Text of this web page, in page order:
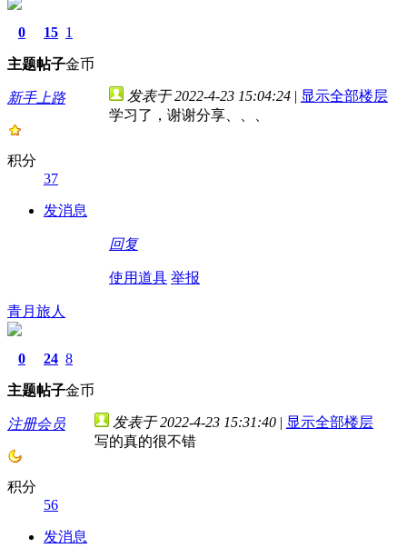
0
主题
15
帖子
1
金币
新手上路
积分
37
发消息
发表于 2022-4-23 15:04:24 | 显示全部楼层
学习了，谢谢分享、、、
回复
使用道具 举报
青月旅人
0
主题
24
帖子
8
金币
注册会员
积分
56
发消息
发表于 2022-4-23 15:31:40 | 显示全部楼层
写的真的很不错